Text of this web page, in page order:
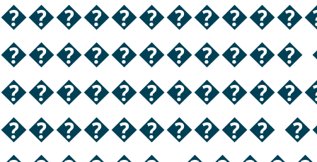
�����������
����������